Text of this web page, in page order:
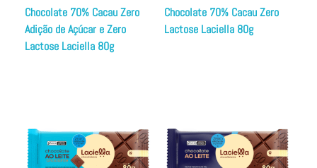
Chocolate 70% Cacau Zero
Adição de Açúcar e Zero
Lactose Laciella 80g
Chocolate 70% Cacau Zero
Lactose Laciella 80g